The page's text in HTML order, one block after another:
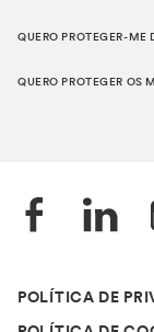
QUERO PROTEGER-ME
QUERO PROTEGER OS
POLÍTICA DE